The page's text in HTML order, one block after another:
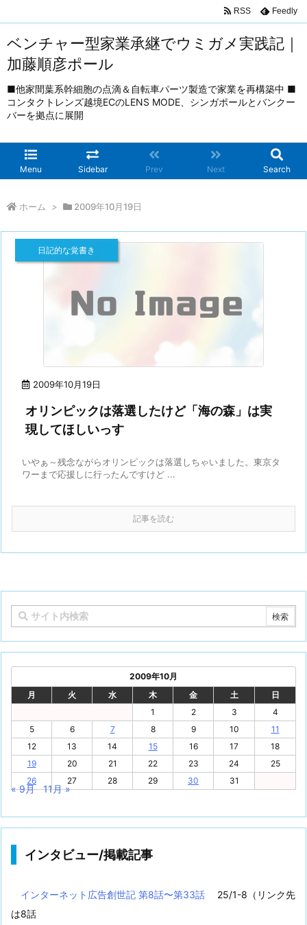
ベンチャー型家業承継でウミガメ実践記｜
加藤順彦ポール
■他家間葉系幹細胞の点滴＆自転車パーツ製造で家業を再構築中 ■
コンタクトレンズ越境ECのLENS MODE、シンガポールとバンクー
バーを拠点に展開
Menu Sidebar Prev Next Search
RSS Feedly
ホーム > 2009年10月19日
2009年10月19日
日記的な覚書き
オリンピックは落選したけど「海の森」は実
現してほしいっす
いやぁ～残念ながらオリンピックは落選しちゃいました。東京タ
ワーまで応援しに行ったんですけど ...
記事を読む
2009年10月
月
火 水 木 金 土
日
1
2 3
4
5
6 7 8 9 10
11
12
13 14 15 16 17
18
19
20 21 22 23 24
25
26
27 28 29 30 31
« 9月 11月 »
インタビュー/掲載記事
インターネット広告創世記 第8話〜第33話
25/1-8（リンク先
は8話